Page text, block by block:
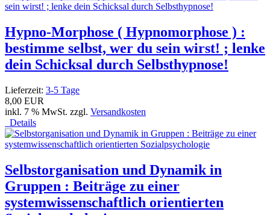
Hypno-Morphose ( Hypnomorphose ) :
bestimme selbst, wer du sein wirst! ; lenke
dein Schicksal durch Selbsthypnose!
Lieferzeit: 3-5 Tage
8,00 EUR
inkl. 7 % MwSt. zzgl. Versandkosten
Details
Selbstorganisation und Dynamik in
Gruppen : Beiträge zu einer
systemwissenschaftlich orientierten